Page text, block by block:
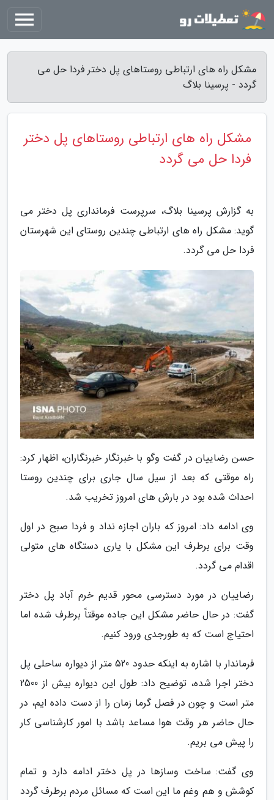
مشکل راه های ارتباطی روستاهای پل دختر فردا حل می
گردد - پرسینا بلاگ
مشکل راه های ارتباطی روستاهای پل دختر
فردا حل می گردد
به گزارش پرسینا بلاگ، سرپرست فرمانداری پل دختر می
گوید: مشکل راه های ارتباطی چندین روستای این شهرستان
فردا حل می گردد.
حسن رضاییان در گفت وگو با خبرنگار خبرنگاران، اظهار کرد:
راه موقتی که بعد از سیل سال جاری برای چندین روستا
احداث شده بود در بارش های امروز تخریب شد.
وی ادامه داد: امروز که باران اجازه نداد و فردا صبح در اول
وقت برای برطرف این مشکل با یاری دستگاه های متولی
اقدام می گردد.
رضاییان در مورد دسترسی محور قدیم خرم آباد پل دختر
گفت: در حال حاضر مشکل این جاده موقتاً برطرف شده اما
احتیاج است که به طورجدی ورود کنیم.
فرماندار با اشاره به اینکه حدود 520 متر از دیواره ساحلی پل
دختر اجرا شده، توضیح داد: طول این دیواره بیش از 2500
متر است و چون در فصل گرما زمان را از دست داده ایم، در
حال حاضر هر وقت هوا مساعد باشد با امور کارشناسی کار
را پیش می بریم.
وی گفت: ساخت وسازها در پل دختر ادامه دارد و تمام
کوشش و هم وغم ما این است که مسائل مردم برطرف گردد